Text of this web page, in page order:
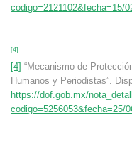
codigo=2121102&fecha=15/
[4]
[4] “Mecanismo de
Humanos y Periodistas”.
https://dof.gob.mx/
codigo=5256053&fecha=25/